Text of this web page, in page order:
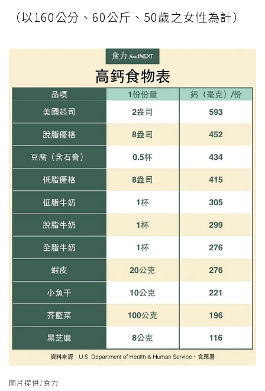
（以160公分、60公斤、50歲之女性為計）
圖片提供/食力